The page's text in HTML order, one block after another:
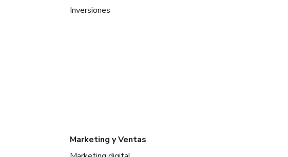
Inversiones
Marketing y Ventas